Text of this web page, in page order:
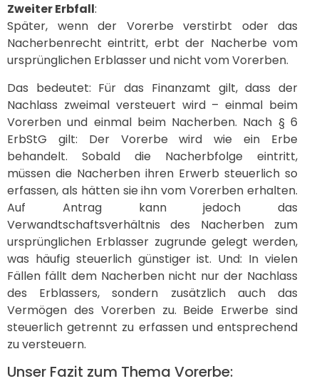
Zweiter Erbfall:
Später, wenn der Vorerbe verstirbt oder das
Nacherbenrecht eintritt, erbt der Nacherbe vom
ursprünglichen Erblasser und nicht vom Vorerben.
Das bedeutet: Für das Finanzamt gilt, dass der
Nachlass zweimal versteuert wird – einmal beim
Vorerben und einmal beim Nacherben. Nach § 6
ErbStG gilt: Der Vorerbe wird wie ein Erbe
behandelt. Sobald die Nacherbfolge eintritt,
müssen die Nacherben ihren Erwerb steuerlich so
erfassen, als hätten sie ihn vom Vorerben erhalten.
Auf Antrag kann jedoch das
Verwandtschaftsverhältnis des Nacherben zum
ursprünglichen Erblasser zugrunde gelegt werden,
was häufig steuerlich günstiger ist. Und: In vielen
Fällen fällt dem Nacherben nicht nur der Nachlass
des Erblassers, sondern zusätzlich auch das
Vermögen des Vorerben zu. Beide Erwerbe sind
steuerlich getrennt zu erfassen und entsprechend
zu versteuern.
Unser Fazit zum Thema Vorerbe: